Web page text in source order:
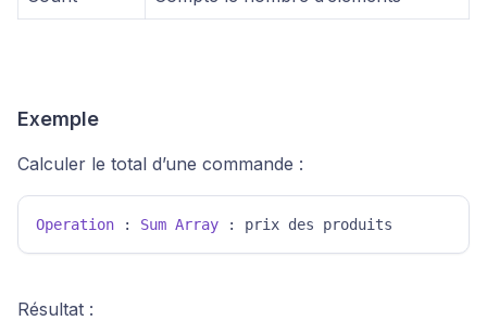
Exemple
Calculer le total d’une commande :
Operation : Sum Array : prix des produits
Résultat :